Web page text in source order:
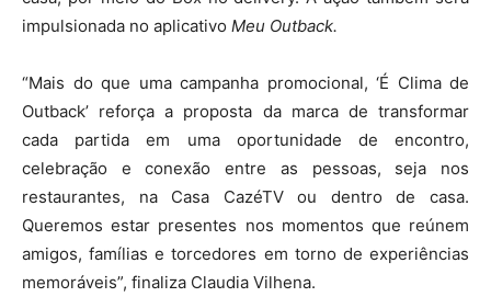
impulsionada no aplicativo Meu Outback.
“Mais do que uma campanha promocional, ‘É Clima de
Outback’ reforça a proposta da marca de transformar
cada partida em uma oportunidade de encontro,
celebração e conexão entre as pessoas, seja nos
restaurantes, na Casa CazéTV ou dentro de casa.
Queremos estar presentes nos momentos que reúnem
amigos, famílias e torcedores em torno de experiências
memoráveis”, finaliza Claudia Vilhena.